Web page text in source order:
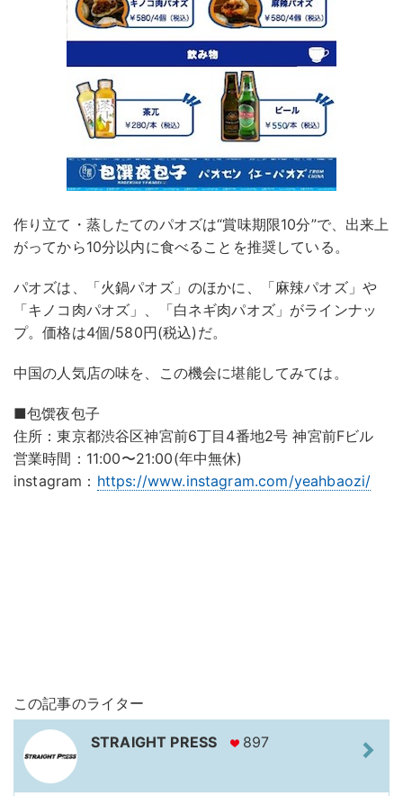
作り立て・蒸したてのパオズは“賞味期限10分”で、出来上
がってから10分以内に食べることを推奨している。
パオズは、「火鍋パオズ」のほかに、「麻辣パオズ」や
「キノコ肉パオズ」、「白ネギ肉パオズ」がラインナッ
プ。価格は4個/580円(税込)だ。
中国の人気店の味を、この機会に堪能してみては。
■包馔夜包子
住所：東京都渋谷区神宮前6丁目4番地2号 神宮前Fビル
営業時間：11:00〜21:00(年中無休)
instagram： https://www.instagram.com/yeahbaozi/
この記事のライター
STRAIGHT PRESS 897